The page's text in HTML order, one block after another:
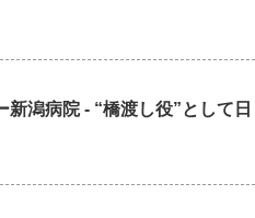
新潟病院 - “橋渡し役”として